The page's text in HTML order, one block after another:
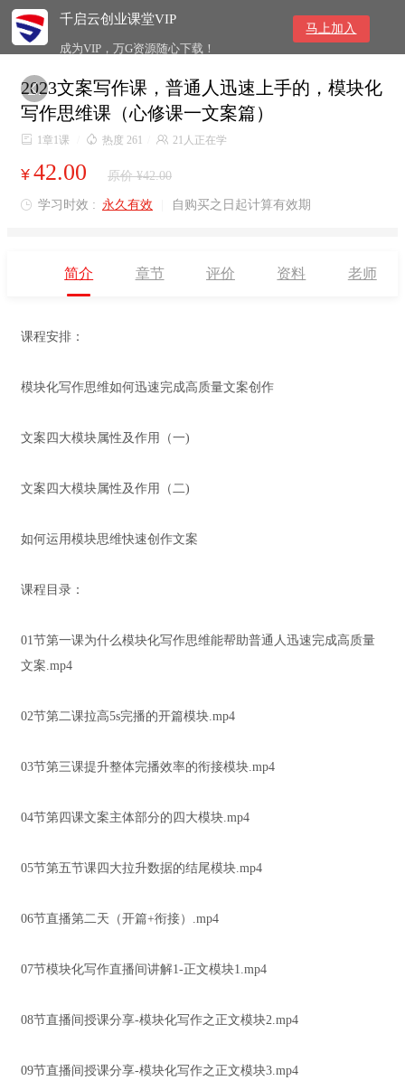
千启云创业课堂VIP
成为VIP，万G资源随心下载！
马上加入

2023文案写作课，普通人迅速上手的，模块化
写作思维课（心修课一文案篇）
 1章1课  热度 261  21人正在学
¥ 42.00 原价 ¥42.00
 学习时效 : 永久有效 自购买之日起计算有效期
简介 章节 评价 资料 老师
课程安排：
模块化写作思维如何迅速完成高质量文案创作
文案四大模块属性及作用（一)
文案四大模块属性及作用（二)
如何运用模块思维快速创作文案
课程目录：
01节第一课为什么模块化写作思维能帮助普通人迅速完成高质量
文案.mp4
02节第二课拉高5s完播的开篇模块.mp4
03节第三课提升整体完播效率的衔接模块.mp4
04节第四课文案主体部分的四大模块.mp4
05节第五节课四大拉升数据的结尾模块.mp4
06节直播第二天（开篇+衔接）.mp4
07节模块化写作直播间讲解1-正文模块1.mp4
08节直播间授课分享-模块化写作之正文模块2.mp4
09节直播间授课分享-模块化写作之正文模块3.mp4